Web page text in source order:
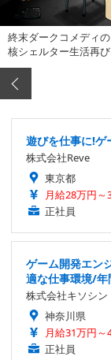
終末ダークコメディ
核シェルター生活再び
遊びを仕事に!
株式会社Reve
東京都
月給28万円～
正社員
ゲーム開発エン
適な仕事環境/
株式会社キソシン
神奈川県
月給31万円～
正社員